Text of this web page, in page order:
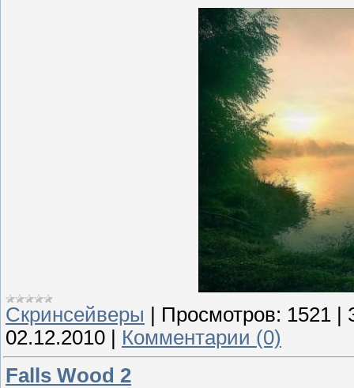
Скринсейверы Просмотров: 1521
02.12.2010
Комментарии (0)
Falls Wood 2